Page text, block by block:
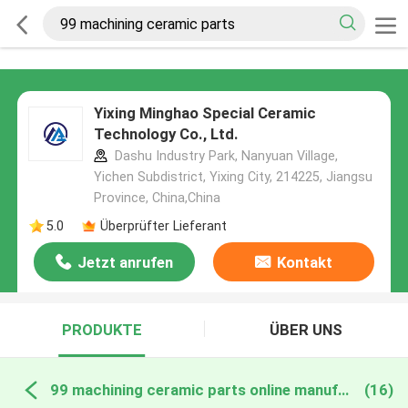
Yixing Minghao Special Ceramic
Technology Co., Ltd.
Dashu Industry Park, Nanyuan Village,
Yichen Subdistrict, Yixing City, 214225, Jiangsu
Province, China,China
5.0
Überprüfter Lieferant
Jetzt anrufen Kontakt
PRODUKTE ÜBER UNS
99 machining ceramic parts online manufacture (16)